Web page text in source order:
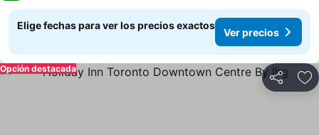
Elige fechas para ver los precios exactos
Ver precios
Compartir
Opción destacada